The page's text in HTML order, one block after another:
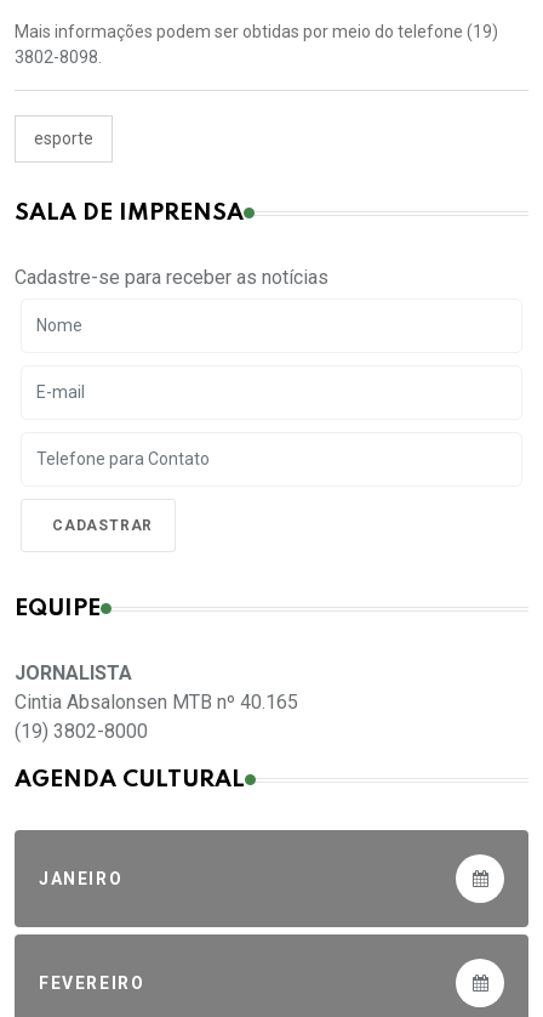
Mais informações podem ser obtidas por meio do telefone (19)
3802-8098.
esporte
SALA DE IMPRENSA
Cadastre-se para receber as notícias
EQUIPE
JORNALISTA
Cintia Absalonsen MTB nº 40.165
(19) 3802-8000
AGENDA CULTURAL
JANEIRO
FEVEREIRO